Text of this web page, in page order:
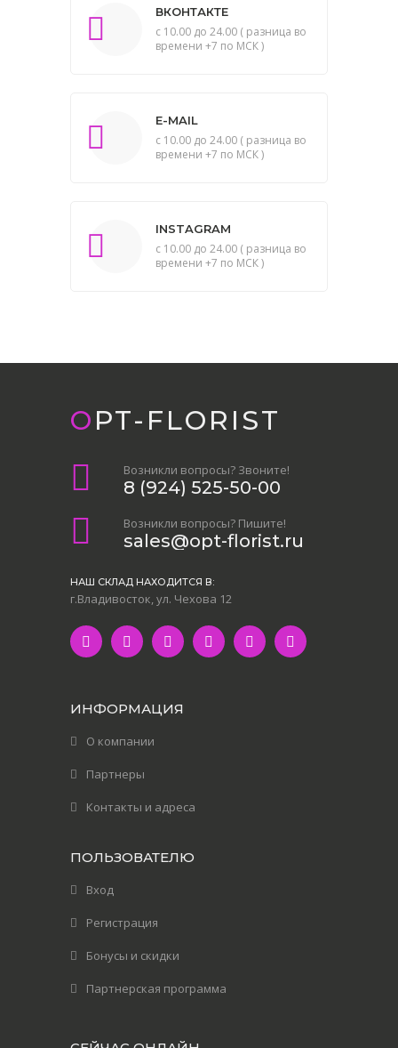
ВКОНТАКТЕ
с 10.00 до 24.00 ( разница во
времени +7 по МСК )
E-MAIL
с 10.00 до 24.00 ( разница во
времени +7 по МСК )
INSTAGRAM
с 10.00 до 24.00 ( разница во
времени +7 по МСК )
OPT-FLORIST
Возникли вопросы? Звоните!
8 (924) 525-50-00
Возникли вопросы? Пишите!
sales@opt-florist.ru
НАШ СКЛАД НАХОДИТСЯ В:
г.Владивосток, ул. Чехова 12
ИНФОРМАЦИЯ
О компании
Партнеры
Контакты и адреса
ПОЛЬЗОВАТЕЛЮ
Вход
Регистрация
Бонусы и скидки
Партнерская программа